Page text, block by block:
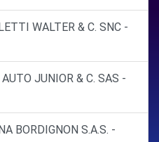
WALTER & C. SNC -
JUNIOR & C. SAS -
BORDIGNON S.A.S. -